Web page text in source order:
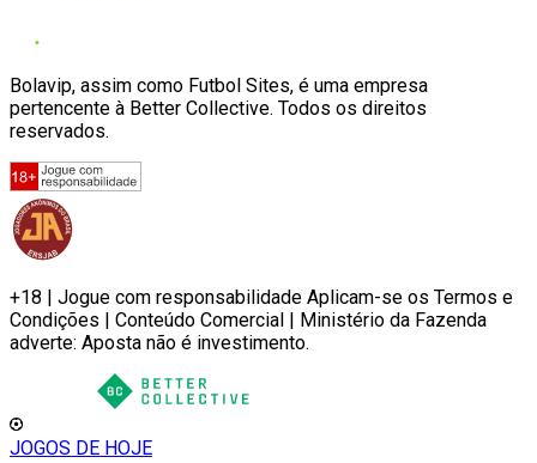
Bolavip, assim como Futbol Sites, é uma empresa
pertencente à Better Collective. Todos os direitos
reservados.
+18 | Jogue com responsabilidade Aplicam-se os Termos e
Condições | Conteúdo Comercial | Ministério da Fazenda
adverte: Aposta não é investimento.
JOGOS DE HOJE